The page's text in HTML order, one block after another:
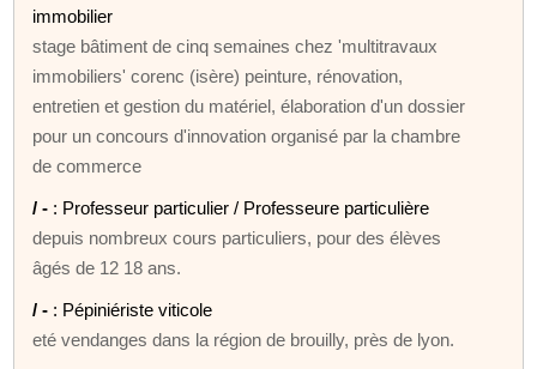
immobilier
stage bâtiment de cinq semaines chez 'multitravaux
immobiliers' corenc (isère) peinture, rénovation,
entretien et gestion du matériel, élaboration d'un dossier
pour un concours d'innovation organisé par la chambre
de commerce
/ - : Professeur particulier / Professeure particulière
depuis nombreux cours particuliers, pour des élèves
âgés de 12 18 ans.
/ - : Pépiniériste viticole
eté vendanges dans la région de brouilly, près de lyon.